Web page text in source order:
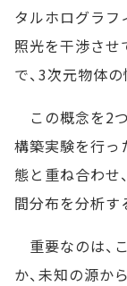
タルホログラフ
照光を干渉させ
で、3次元物体
この概念を2
構築実験を行っ
態と重ね合わせ
間分布を分析す
重要なのは、
か、未知の源か